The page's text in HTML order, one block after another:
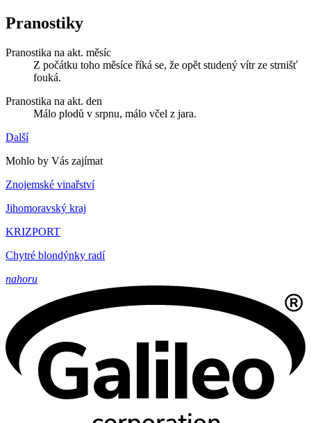
Pranostiky
Pranostika na akt. měsíc
Z počátku toho měsíce říká se, že opět studený vítr ze strnišť
fouká.
Pranostika na akt. den
Málo plodů v srpnu, málo včel z jara.
Další
Mohlo by Vás zajímat
Znojemské vinařství
Jihomoravský kraj
KRIZPORT
Chytré blondýnky radí
nahoru